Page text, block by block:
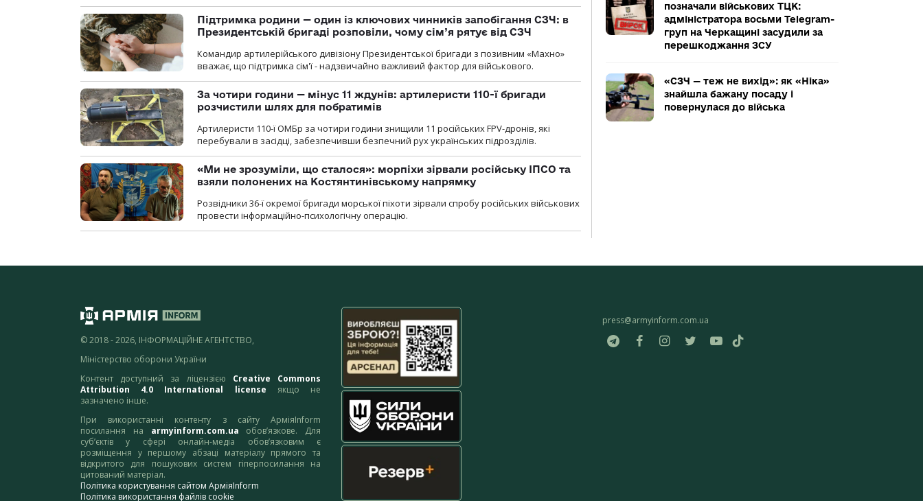
Підтримка родини — один із ключових чинників запобігання СЗЧ: в
Президентській бригаді розповіли, чому сім’я рятує від СЗЧ
Командир артилерійського дивізіону Президентської бригади з позивним «Махно»
вважає, що підтримка сім'ї - надзвичайно важливий фактор для військового.
За чотири години — мінус 11 ждунів: артилеристи 110-ї бригади
розчистили шлях для побратимів
Артилеристи 110-ї ОМБр за чотири години знищили 11 російських FPV-дронів, які
перебували в засідці, забезпечивши безпечний рух українських підрозділів.
«Ми не зрозуміли, що сталося»: морпіхи зірвали російську ІПСО та
взяли полонених на Костянтинівському напрямку
Розвідники 36-ї окремої бригади морської піхоти зірвали спробу російських військових
провести інформаційно-психологічну операцію.
позначали військових ТЦК:
адміністратора восьми Telegram-
груп на Черкащині засудили за
перешкоджання ЗСУ
«СЗЧ — теж не вихід»: як «Ніка»
знайшла бажану посаду і
повернулася до війська
© 2018 - 2026, ІНФОРМАЦІЙНЕ АГЕНТСТВО,
Міністерство оборони України
Контент доступний за ліцензією Creative Commons
Attribution 4.0 International license якщо не
зазначено інше.
При використанні контенту з сайту АрміяInform
посилання на armyinform.com.ua обов’язкове. Для
суб’єктів у сфері онлайн-медіа обов’язковим є
розміщення у першому абзаці матеріалу прямого та
відкритого для пошукових систем гіперпосилання на
цитований матеріал.
Політика користування сайтом АрміяInform
Політика використання файлів cookie
press@armyinform.com.ua